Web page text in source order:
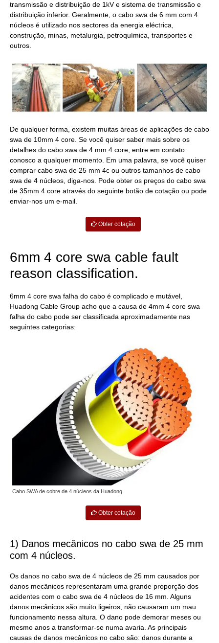
transmissão e distribuição de 1kV e sistema de transmissão e
distribuição inferior. Geralmente, o cabo swa de 6 mm com 4
núcleos é utilizado nos sectores da energia eléctrica,
construção, minas, metalurgia, petroquímica, transportes e
outros.
De qualquer forma, existem muitas áreas de aplicações de cabo
swa de 10mm 4 core. Se você quiser saber mais sobre os
detalhes do cabo swa de 4 mm 4 core, entre em contato
conosco a qualquer momento. Em uma palavra, se você quiser
comprar cabo swa de 25 mm 4c ou outros tamanhos de cabo
swa de 4 núcleos, diga-nos. Pode obter os preços do cabo swa
de 35mm 4 core através do seguinte botão de cotação ou pode
enviar-nos um e-mail.
Obter cotação
6mm 4 core swa cable fault
reason classification.
6mm 4 core swa falha do cabo é complicado e mutável,
Huadong Cable Group acho que a causa de 4mm 4 core swa
falha do cabo pode ser classificada aproximadamente nas
seguintes categorias:
Cabo SWA de cobre de 4 núcleos da Huadong
Obter cotação
1) Danos mecânicos no cabo swa de 25 mm
com 4 núcleos.
Os danos no cabo swa de 4 núcleos de 25 mm causados por
danos mecânicos representaram uma grande proporção dos
acidentes com o cabo swa de 4 núcleos de 16 mm. Alguns
danos mecânicos são muito ligeiros, não causaram um mau
funcionamento nessa altura. O dano pode demorar meses ou
mesmo anos a transformar-se numa avaria. As principais
causas de danos mecânicos no cabo são: danos durante a